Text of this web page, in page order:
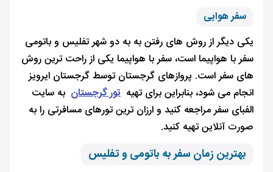
سفر هوایی
یکی دیگر از روش های رفتن به به دو شهر تفلیس و باتومی
سفر با هواپیما است، سفر با هواپیما یکی از راحت ترین روش
های سفر است. پروازهای گرجستان توسط گرجستان ایرویز
انجام می شود، بنابراین برای تهیه تور گرجستان به سایت
الفبای سفر مراجعه کنید و ارزان ترین تورهای مسافرتی را به
صورت آنلاین تهیه کنید.
بهترین زمان سفر به باتومی و تفلیس